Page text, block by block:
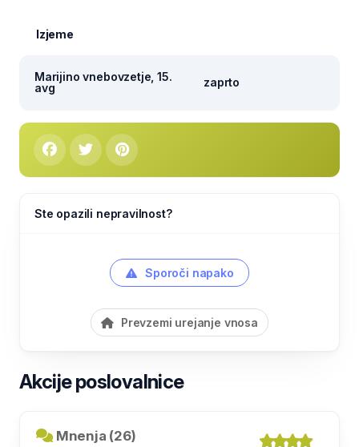
Izjeme
Marijino vnebovzetje, 15.
avg
zaprto
Ste opazili nepravilnost?
Sporoči napako
Prevzemi urejanje vnosa
Akcije poslovalnice
Mnenja (26)